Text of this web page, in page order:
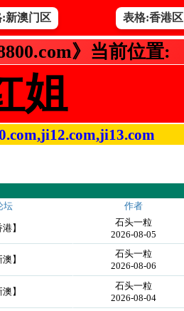
新澳门区 表格:香港区
》当前位置:
姐
坛 作者
港】
石头一粒
2026-08-05
澳】
石头一粒
2026-08-06
澳】
石头一粒
2026-08-04